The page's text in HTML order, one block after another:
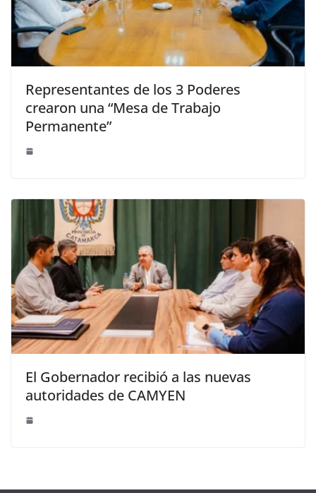
Representantes de los 3 Poderes
crearon una “Mesa de Trabajo
Permanente”
El Gobernador recibió a las nuevas
autoridades de CAMYEN